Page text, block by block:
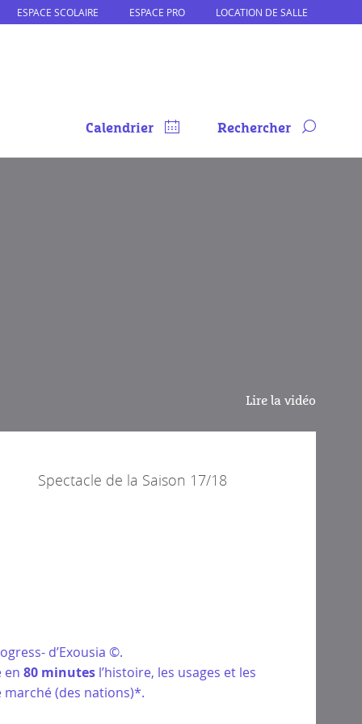
ESPACE SCOLAIRE ESPACE PRO LOCATION DE SALLE
Calendrier Rechercher
Lire la vidéo
Spectacle de la Saison 17/18
d’Exousia ©.
en 80 minutes l’histoire, les usages et les
marché (des nations)*.